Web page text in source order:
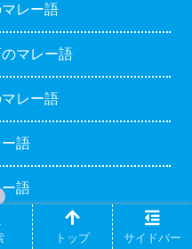
レー語
マレー語
レー語
語
語
トップ サイドバー